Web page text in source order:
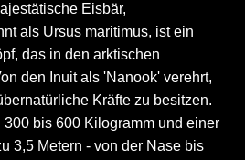
Eisbär,
als Ursus maritimus, ist ein
das in den arktischen
den Inuit als 'Nanook' verehrt,
Kräfte zu besitzen.
300 bis 600 Kilogramm und einer
3,5 Metern - von der Nase bis